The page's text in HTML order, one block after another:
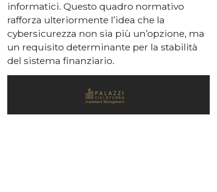
informatici. Questo quadro normativo
rafforza ulteriormente l’idea che la
cybersicurezza non sia più un’opzione, ma
un requisito determinante per la stabilità
del sistema finanziario.